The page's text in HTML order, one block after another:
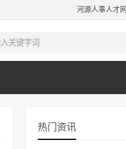
河源人事人才
热门资讯